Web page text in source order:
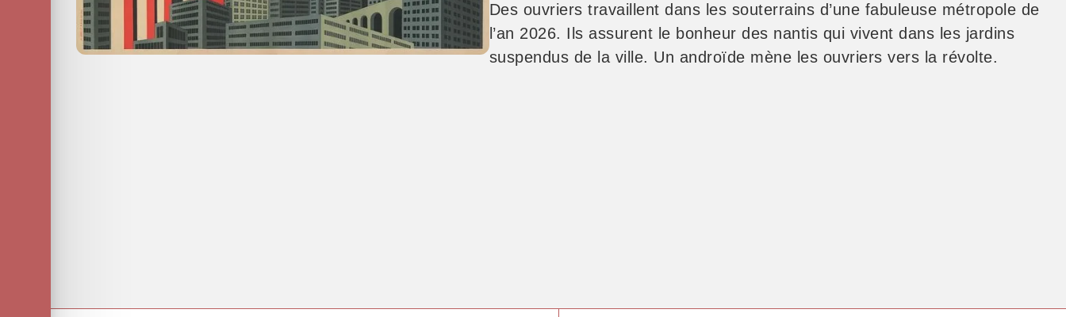
Des ouvriers travaillent dans les souterrains d’une fabuleuse métropole de
l’an 2026. Ils assurent le bonheur des nantis qui vivent dans les jardins
suspendus de la ville. Un androïde mène les ouvriers vers la révolte.